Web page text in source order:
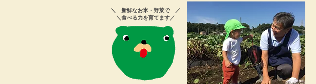
＼ 新鮮なお米・野菜で ／
​ ＼食べる力を育てます／